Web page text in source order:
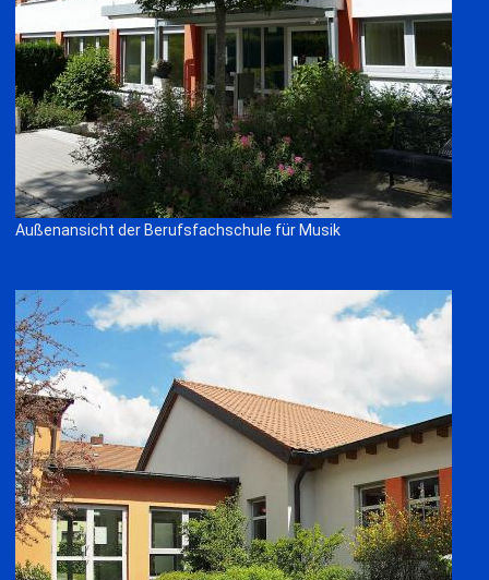
Außenansicht der Berufsfachschule für Musik